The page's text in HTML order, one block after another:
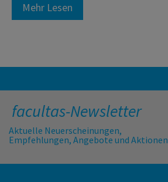
Mehr Lesen
facultas-Newsletter
Aktuelle Neuerscheinungen,
Empfehlungen, Angebote und Aktionen